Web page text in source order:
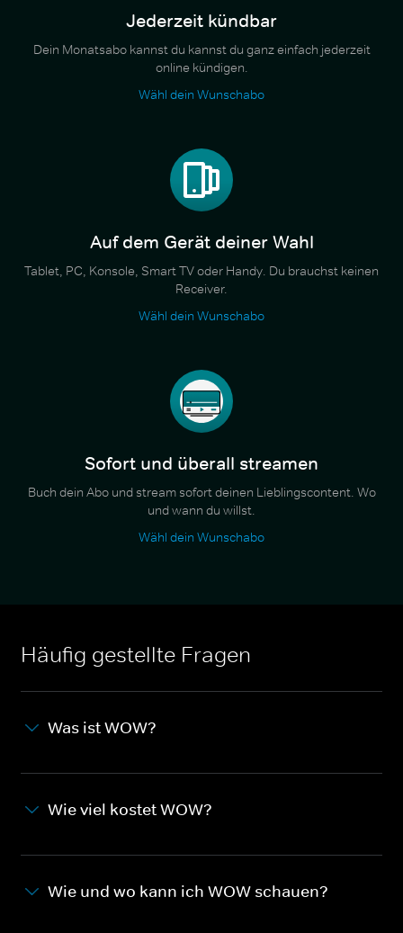
Jederzeit kündbar
Dein Monatsabo kannst du kannst du ganz einfach jederzeit
online kündigen.
Wähl dein Wunschabo
Auf dem Gerät deiner Wahl
Tablet, PC, Konsole, Smart TV oder Handy. Du brauchst keinen
Receiver.
Wähl dein Wunschabo
Sofort und überall streamen
Buch dein Abo und stream sofort deinen Lieblingscontent. Wo
und wann du willst.
Wähl dein Wunschabo
Häufig gestellte Fragen
Was ist WOW?
Wie viel kostet WOW?
Wie und wo kann ich WOW schauen?